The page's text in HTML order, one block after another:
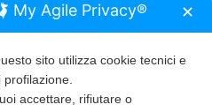
My Agile Privacy® ✕
sito utilizza cookie tecnici e
profilazione.
accettare, rifiutare o